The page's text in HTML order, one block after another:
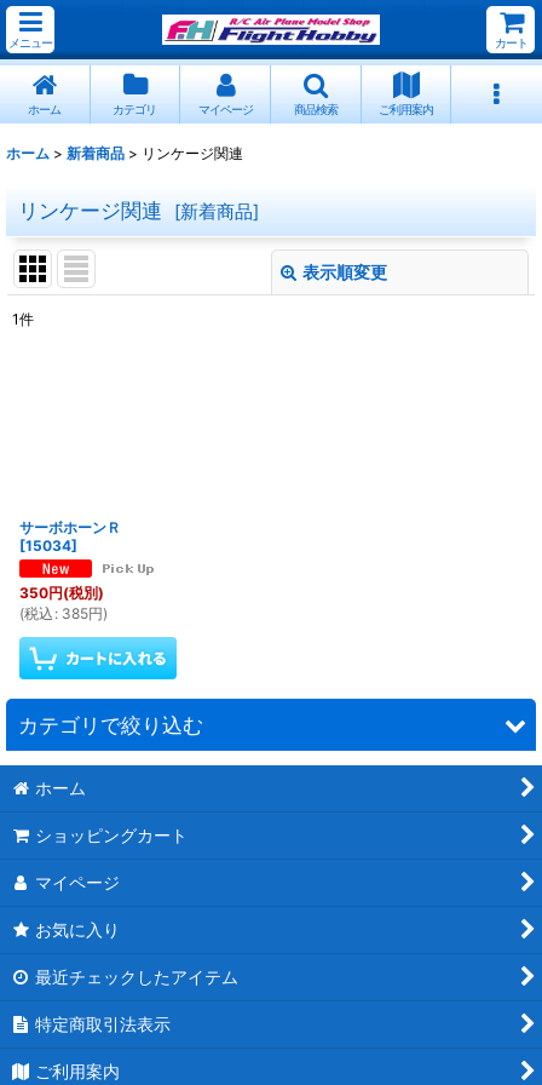
メニュー カート
ホーム カテゴリ マイページ 商品検索 ご利用案内
ホーム > 新着商品 > リンケージ関連
リンケージ関連 [新着商品]
表示順変更
1件
サーボホーンＲ
[15034]
350円(税別)
(税込 : 385円)
カテゴリで絞り込む
リンケージ関連 (全商品)
ホーン＆アジャスター
ネジロッドその他
ホーム
ショッピングカート
マイページ
お気に入り
最近チェックしたアイテム
特定商取引法表示
ご利用案内